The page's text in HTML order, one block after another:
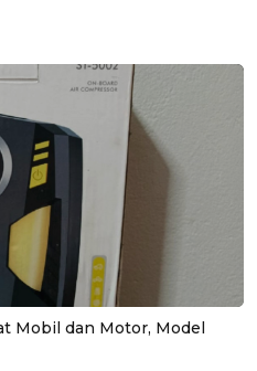
Mobil dan Motor, Model